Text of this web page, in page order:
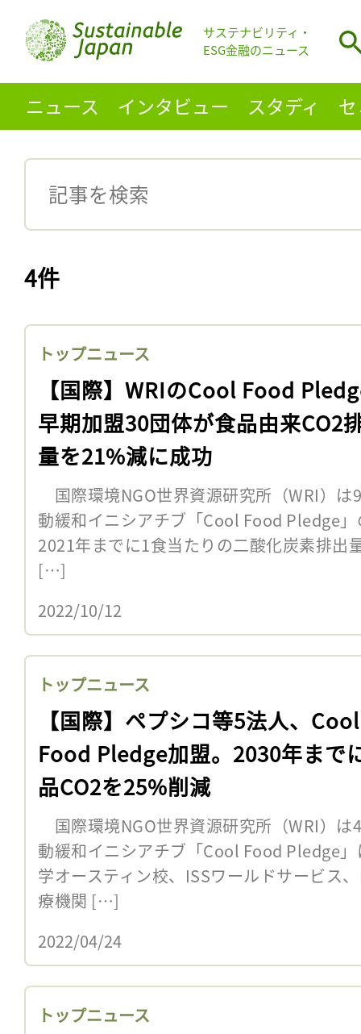
サステナビリティ・
ESG金融のニュース
ニュース インタビュー スタディ
4件
トップニュース
【国際】WRIのCool Food
早期加盟30団体が食品由来CO2
量を21%減に成功
国際環境NGO世界資源研究所（WRI）は
動緩和イニシアチブ「Cool Food Pledge
2021年までに1食当たりの二酸化炭素排出
[…]
2022/10/12
トップニュース
【国際】ペプシコ等5法人、Cool
Food Pledge加盟。2030年まで
品CO2を25%削減
国際環境NGO世界資源研究所（WRI）は
動緩和イニシアチブ「Cool Food Pledge
学オースティン校、ISSワールドサービス
療機関 […]
2022/04/24
トップニュース